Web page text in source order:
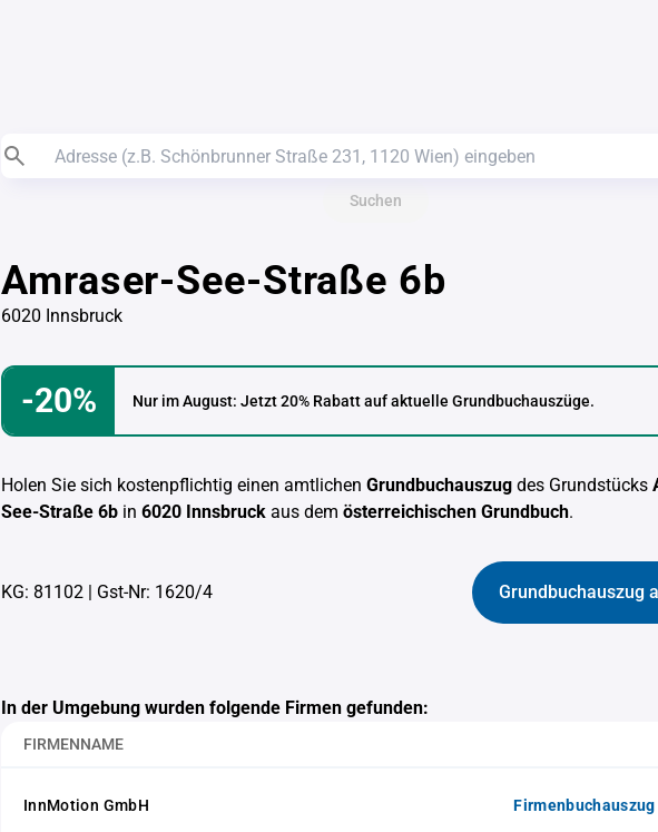
Suchen
Amraser-See-Straße 6b
6020 Innsbruck
-20% Nur im August: Jetzt 20% Rabatt auf aktuelle Grundbuchauszüge.
Holen Sie sich kostenpflichtig einen amtlichen Grundbuchauszug des Grundstücks
See-Straße 6b in 6020 Innsbruck aus dem österreichischen Grundbuch.
KG: 81102 | Gst-Nr: 1620/4 Grundbuchauszug
In der Umgebung wurden folgende Firmen gefunden:
FIRMENNAME
InnMotion GmbH